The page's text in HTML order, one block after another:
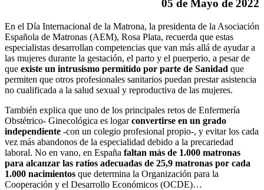
05 de Mayo de 2022
En el Día Internacional de la Matrona, la presidenta de la Asociación
Española de Matronas (AEM), Rosa Plata, recuerda que estas
especialistas desarrollan competencias que van más allá de ayudar a
las mujeres durante la gestación, el parto y el puerperio, a pesar de
que existe un intrusismo permitido por parte de Sanidad que
permiten que otros profesionales sanitarios puedan prestar asistencia
no cualificada a la salud sexual y reproductiva de las mujeres.
También explica que uno de los principales retos de Enfermería
Obstétrico- Ginecológica es logarconvertirse en un grado
independiente -con un colegio profesional propio-, y evitar los cada
vez más abandonos de la especialidad debido a la precariedad
laboral. No en vano, en España faltan más de 1.000 matronas
para alcanzar las ratios adecuadas de 25,9 matronas por cada
1.000 nacimientos que determina la Organización para la
Cooperación y el Desarrollo Económicos (OCDE)…